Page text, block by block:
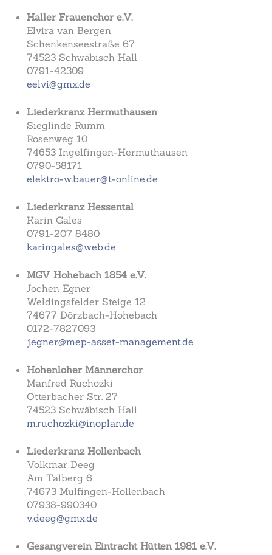
Haller Frauenchor e.V.
Elvira van Bergen
Schenkenseestraße 67
74523 Schwäbisch Hall
0791-42309
eelvi@gmx.de
Liederkranz Hermuthausen
Sieglinde Rumm
Rosenweg 10
74653 Ingelfingen-Hermuthausen
0790-58171
elektro-w.bauer@t-online.de
Liederkranz Hessental
Karin Gales
0791-207 8480
karingales@web.de
MGV Hohebach 1854 e.V.
Jochen Egner
Weldingsfelder Steige 12
74677 Dörzbach-Hohebach
0172-7827093
j.egner@mep-asset-management.de
Hohenloher Männerchor
Manfred Ruchozki
Otterbacher Str. 27
74523 Schwäbisch Hall
m.ruchozki@inoplan.de
Liederkranz Hollenbach
Volkmar Deeg
Am Talberg 6
74673 Mulfingen-Hollenbach
07938-990340
v.deeg@gmx.de
Gesangverein Eintracht Hütten 1981 e.V.